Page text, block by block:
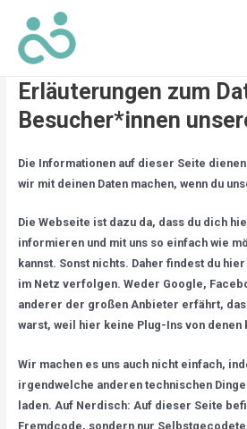
Erläuterungen zum
Besucher*innen
Die Informationen auf dieser Seite
wir mit deinen Daten machen, wenn du
Die Webseite ist dazu da, dass du dich
informieren und mit uns so einfach wie
kannst. Sonst nichts. Daher findest du
im Netz verfolgen. Weder Google,
anderer der großen Anbieter erfährt,
warst, weil hier keine Plug-Ins von denen
Wir machen es uns auch nicht einfach,
irgendwelche anderen technischen
laden. Auf Nerdisch: Auf dieser Seite
Fremdcode, sondern nur